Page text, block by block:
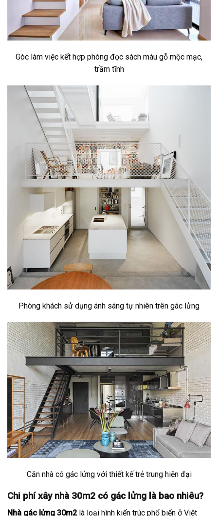
Góc làm việc kết hợp phòng đọc sách màu gỗ mộc mạc,
trầm tĩnh
Phòng khách sử dụng ánh sáng tự nhiên trên gác lửng
Căn nhà có gác lửng với thiết kế trẻ trung hiện đại
Chi phí xây nhà 30m2 có gác lửng là bao nhiêu?
Nhà gác lửng 30m2là loại hình kiến trúc phổ biến ở Việt